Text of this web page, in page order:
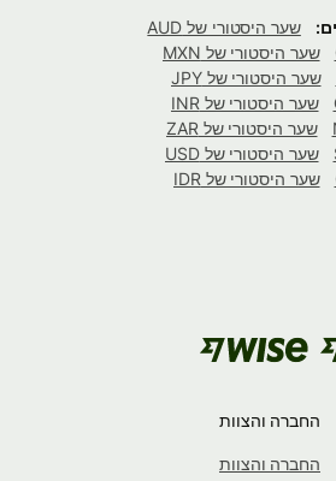
שער היסטורי של AUD
שער היסטורי של MXN
שער היסטורי של JPY
שער היסטורי של INR
שער היסטורי של ZAR
שער היסטורי של USD
שער היסטורי של IDR
החברה והצוות
החברה והצוות